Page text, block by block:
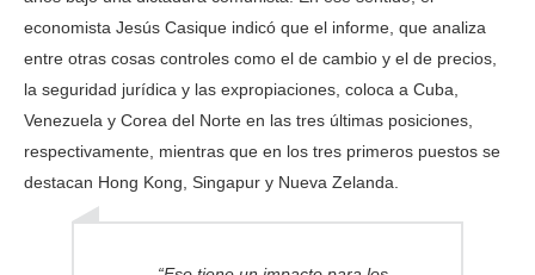
economista Jesús Casique indicó que el informe, que analiza
entre otras cosas controles como el de cambio y el de precios,
la seguridad jurídica y las expropiaciones, coloca a Cuba,
Venezuela y Corea del Norte en las tres últimas posiciones,
respectivamente, mientras que en los tres primeros puestos se
destacan Hong Kong, Singapur y Nueva Zelanda.